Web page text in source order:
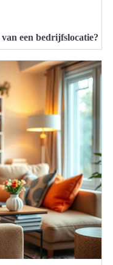
een bedrijfslocatie?